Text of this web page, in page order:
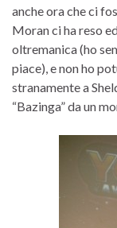
anche ora che ci
Moran ci ha reso
oltremanica (ho
piace), e non ho
stranamente a
“Bazinga” da un